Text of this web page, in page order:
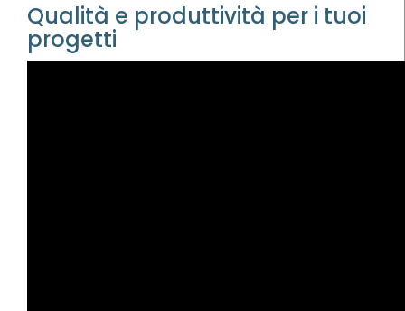
Qualità e produttività per i tuoi
progetti